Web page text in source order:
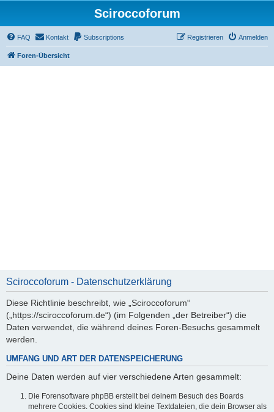
Sciroccoforum
FAQ Kontakt Subscriptions Anmelden
Registrieren
Foren-Übersicht
Sciroccoforum - Datenschutzerklärung
Diese Richtlinie beschreibt, wie „Sciroccoforum“
(„https://sciroccoforum.de“) (im Folgenden „der Betreiber“) die
Daten verwendet, die während deines Foren-Besuchs gesammelt
werden.
UMFANG UND ART DER DATENSPEICHERUNG
Deine Daten werden auf vier verschiedene Arten gesammelt:
Die Forensoftware phpBB erstellt bei deinem Besuch des Boards
mehrere Cookies. Cookies sind kleine Textdateien, die dein Browser als